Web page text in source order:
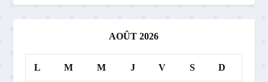
AOÛT 2026
L M M J V S D